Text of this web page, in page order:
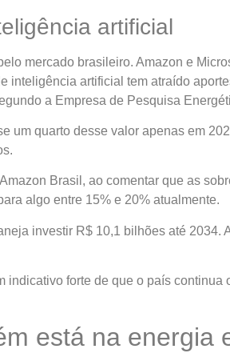
artificial
mercado brasileiro. Amazon e
artificial tem atraído
a Empresa de Pesquisa
quarto desse valor apenas em
Brasil, ao comentar que as
algo entre 15% e 20% atualmente.
investir R$ 10,1 bilhões até
forte de que o país
está na energia